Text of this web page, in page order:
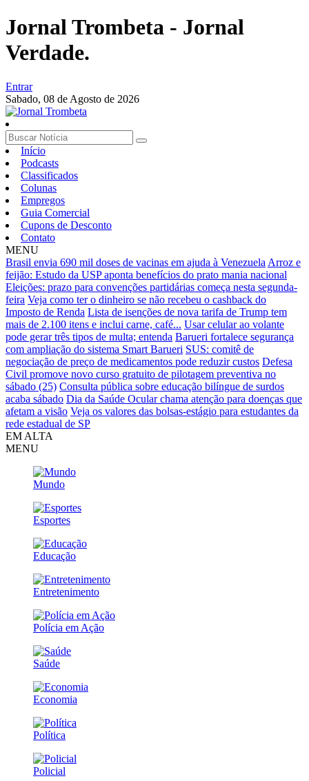
Jornal Trombeta - Jornal
Verdade.
Entrar
Sabado, 08 de Agosto de 2026
Início
Podcasts
Classificados
Colunas
Empregos
Guia Comercial
Cupons de Desconto
Contato
MENU
Brasil envia 690 mil doses de vacinas em ajuda à Venezuela Arroz e
feijão: Estudo da USP aponta benefícios do prato mania nacional
Eleições: prazo para convenções partidárias começa nesta segunda-
feira Veja como ter o dinheiro se não recebeu o cashback do
Imposto de Renda Lista de isenções de nova tarifa de Trump tem
mais de 2.100 itens e inclui carne, café... Usar celular ao volante
pode gerar três tipos de multa; entenda Barueri fortalece segurança
com ampliação do sistema Smart Barueri SUS: comitê de
negociação de preço de medicamentos pode reduzir custos Defesa
Civil promove novo curso gratuito de pilotagem preventiva no
sábado (25) Consulta pública sobre educação bilíngue de surdos
acaba sábado Dia da Saúde Ocular chama atenção para doenças que
afetam a visão Veja os valores das bolsas-estágio para estudantes da
rede estadual de SP
EM ALTA
MENU
Mundo
Esportes
Educação
Entretenimento
Polícia em Ação
Saúde
Economia
Política
Policial